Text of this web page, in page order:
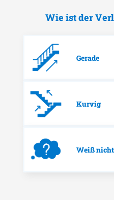
Wie ist der
Gerade
Kurvig
Weiß nicht